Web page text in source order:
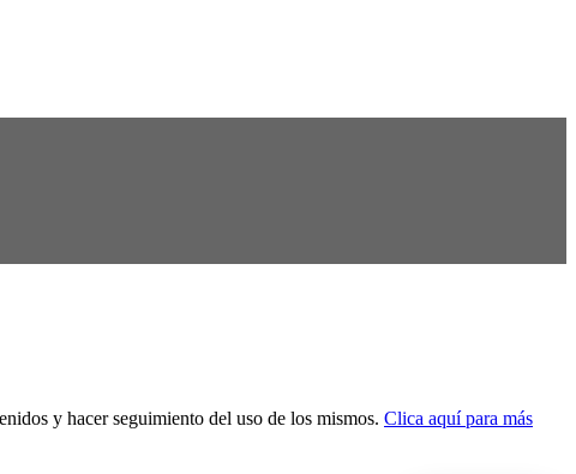
y hacer seguimiento del uso de los mismos. Clica aquí para más